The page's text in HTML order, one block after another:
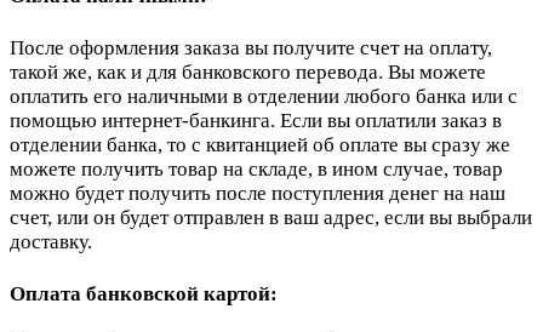
После оформления заказа вы получите счет на оплату,
такой же, как и для банковского перевода. Вы можете
оплатить его наличными в отделении любого банка или с
помощью интернет-банкинга. Если вы оплатили заказ в
отделении банка, то с квитанцией об оплате вы сразу же
можете получить товар на складе, в ином случае, товар
можно будет получить после поступления денег на наш
счет, или он будет отправлен в ваш адрес, если вы выбрали
доставку.
Оплата банковской картой: